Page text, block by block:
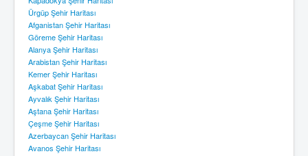
Ürgüp Şehir Haritası
Afganistan Şehir Haritası
Göreme Şehir Haritası
Alanya Şehir Haritası
Arabistan Şehir Haritası
Kemer Şehir Haritası
Aşkabat Şehir Haritası
Ayvalık Şehir Haritası
Aştana Şehir Haritası
Çeşme Şehir Haritası
Azerbaycan Şehir Haritası
Avanos Şehir Haritası